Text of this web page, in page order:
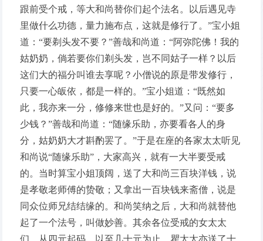
跟前受个戒，等大和尚替你们起个法名。以后遇见寺
里做什么功德，量力施布点，这就是修行了。”宝小姐
道：“要剃头发不要？”善哉和尚道：“阿弥陀佛！我的
姑奶奶，倘若要你们剃头发，岂不同姑子一样？以后
这们大的福分叫谁去享呢？小僧说的原是带发修行，
只要一心皈依，都是一样的。”宝小姐道：“既然如
此，我亦来一分，修修来世也是好的。”又问：“要多
少钱？”善哉和尚道：“随缘乐助，亦要看各人的身
分，姑奶奶大才斟酌罢了。”于是在座的各家太太听见
和尚说“随缘乐助”，大家高兴，就有一大半要受戒
的。当时算宝小姐顶阔，送了大和尚三百块洋钱，说
是孝敬老师傅的贽敬；又拿出一百块钱来斋僧，说是
同众位师兄结结缘的。和尚笑纳之后，大和尚就替他
起了一个法号，叫做妙善。其余各位受戒的女太太
们，从四元起码，以至几十元为止。瞿太太亦送了十